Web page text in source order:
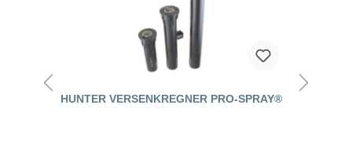
HUNTER VERSENKREGNER PRO-SPRAY®